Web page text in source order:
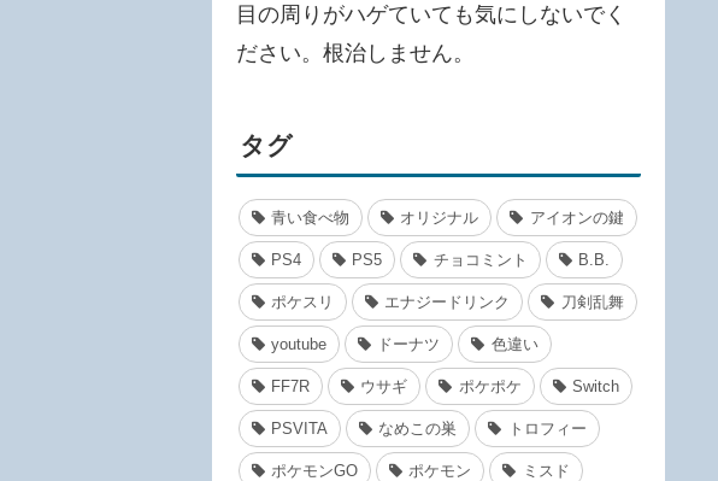
目の周りがハゲていても気にしないでく
ださい。根治しません。
タグ
青い食べ物 オリジナル アイオンの鍵
PS4 PS5 チョコミント B.B.
ポケスリ エナジードリンク 刀剣乱舞
youtube ドーナツ 色違い
FF7R ウサギ ポケポケ Switch
PSVITA なめこの巣 トロフィー
ポケモンGO ポケモン ミスド